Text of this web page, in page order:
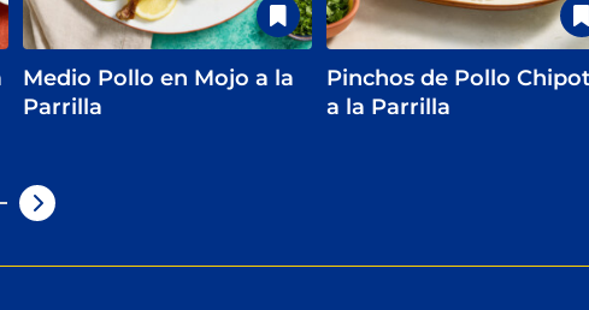
Medio Pollo en Mojo a la
Parrilla
Pinchos de Pollo
a la Parrilla